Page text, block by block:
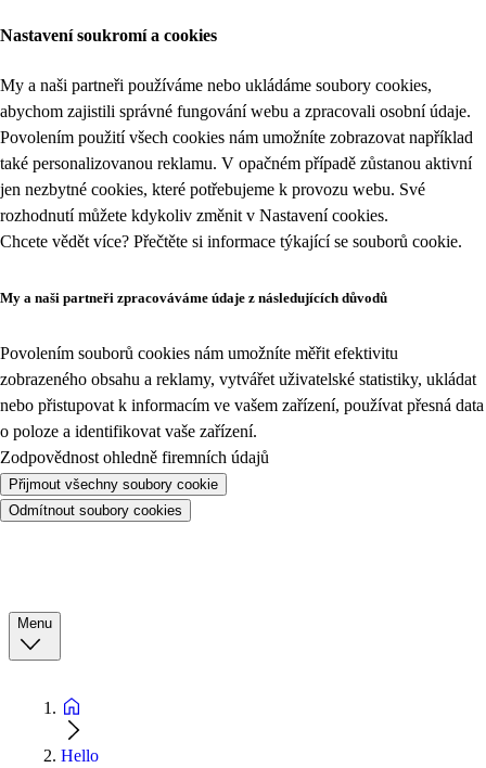
Nastavení soukromí a cookies
My a naši partneři používáme nebo ukládáme soubory cookies,
abychom zajistili správné fungování webu a zpracovali osobní údaje.
Povolením použití všech cookies nám umožníte zobrazovat například
také personalizovanou reklamu. V opačném případě zůstanou aktivní
jen nezbytné cookies, které potřebujeme k provozu webu. Své
rozhodnutí můžete kdykoliv změnit v Nastavení cookies.
Chcete vědět více? Přečtěte si informace týkající se souborů cookie.
My a naši partneři zpracováváme údaje z následujících důvodů
Povolením souborů cookies nám umožníte měřit efektivitu
zobrazeného obsahu a reklamy, vytvářet uživatelské statistiky, ukládat
nebo přistupovat k informacím ve vašem zařízení, používat přesná data
o poloze a identifikovat vaše zařízení.
Zodpovědnost ohledně firemních údajů
Přijmout všechny soubory cookie
Odmítnout soubory cookies
Menu
Hello